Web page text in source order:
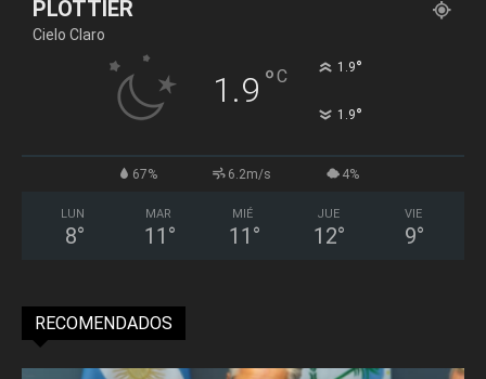
PLOTTIER
Cielo Claro
1.9 °C 1.9°
1.9°
67% 6.2m/s 4%
LUN
8°
MAR
11 °
MIÉ
11 °
JUE
12°
VIE
9°
RECOMENDADOS